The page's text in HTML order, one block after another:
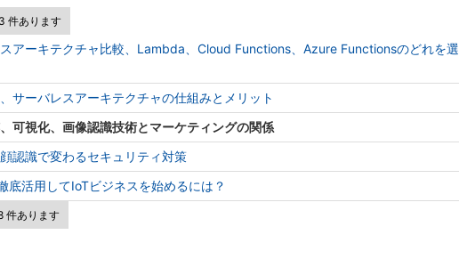
件あります
アーキテクチャ比較、Lambda、Cloud Functions、Azure Functionsのどれを選
サーバレスアーキテクチャの仕組みとメリット
可視化、画像認識技術とマーケティングの関係
認識で変わるセキュリティ対策
底活用してIoTビジネスを始めるには？
件あります